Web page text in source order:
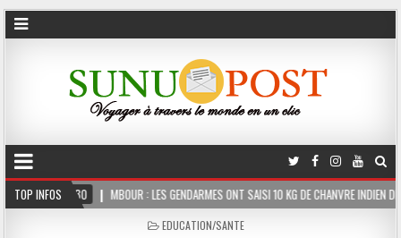
TOP INFOS
MBOUR : LES GENDARMES ONT SAISI 10 KG DE CHANVRE INDIEN DISSIMULÉS DANS
POSTED
EDUCATION/SANTE